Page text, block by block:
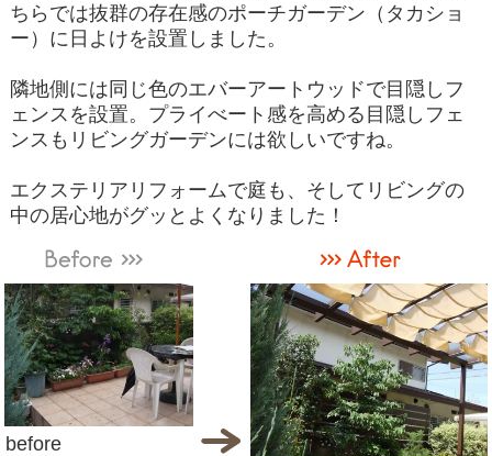
ちらでは抜群の存在感のポーチガーデン（タカショ
ー）に日よけを設置しました。
隣地側には同じ色のエバーアートウッドで目隠しフ
ェンスを設置。プライべート感を高める目隠しフェ
ンスもリビングガーデンには欲しいですね。
エクステリアリフォームで庭も、そしてリビングの
中の居心地がグッとよくなりました！
before